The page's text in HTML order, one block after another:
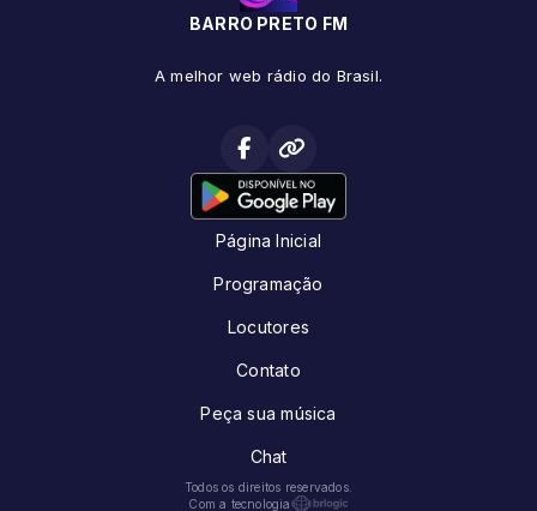
BARRO PRETO FM
A melhor web rádio do Brasil.
Página Inicial
Programação
Locutores
Contato
Peça sua música
Chat
Todos os direitos reservados.
Com a tecnologia